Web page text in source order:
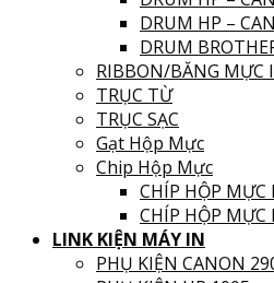
DRUM HP –
DRUM
RIBBON/BĂNG MỰC
TRỤC TỪ
TRỤC SẠC
Gạt Hộp Mực
Chip Hộp Mực
CHÍP HỘP
CHÍP HỘP MỰC
LINK KIỆN MÁY IN
PHỤ KIỆN CANON